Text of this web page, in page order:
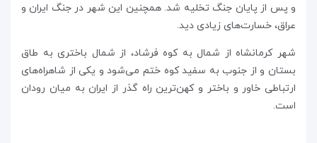
و پس از پایان جنگ تخلیه شد. همچنین این شهر در جنگ ایران و
عراق، خسارت‌های زیادی دید.
شهر کرمانشاه از شمال به کوه فرشاد، از شمال باختری به طاق
بستان و از جنوب به سفید کوه ختم می‌شود و یکی از شاهراه‌های
ارتباطی خاور و باختر و کهن‌ترین راه گذر از ایران به میان رودان
است.